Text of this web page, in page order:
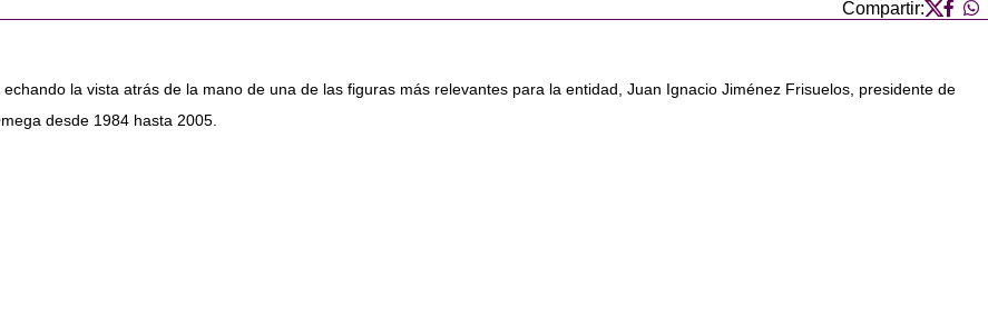
Compartir:
la vista atrás de la mano de una de las figuras más relevantes para la entidad, Juan Ignacio Jiménez Frisuelos, presidente de
desde 1984 hasta 2005.